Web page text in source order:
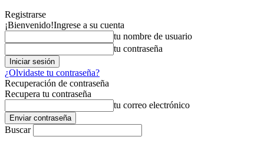
Registrarse
¡Bienvenido!Ingrese a su cuenta
tu nombre de usuario
tu contraseña
¿Olvidaste tu contraseña?
Recuperación de contraseña
Recupera tu contraseña
tu correo electrónico
Buscar